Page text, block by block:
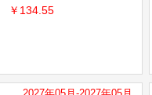
￥134.55